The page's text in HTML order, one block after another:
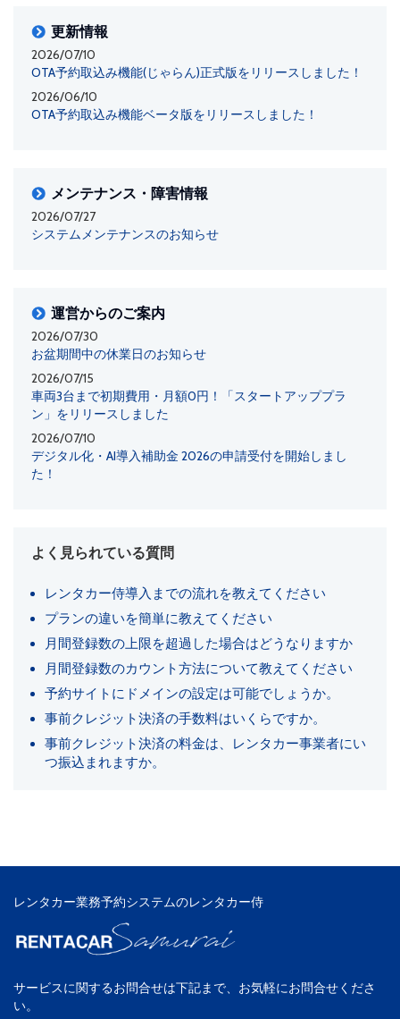
更新情報
2026/07/10
OTA予約取込み機能(じゃらん)正式版をリリースしました！
2026/06/10
OTA予約取込み機能ベータ版をリリースしました！
メンテナンス・障害情報
2026/07/27
システムメンテナンスのお知らせ
運営からのご案内
2026/07/30
お盆期間中の休業日のお知らせ
2026/07/15
車両3台まで初期費用・月額0円！「スタートアッププラ
ン」をリリースしました
2026/07/10
デジタル化・AI導入補助金 2026の申請受付を開始しまし
た！
よく見られている質問
レンタカー侍導入までの流れを教えてください
プランの違いを簡単に教えてください
月間登録数の上限を超過した場合はどうなりますか
月間登録数のカウント方法について教えてください
予約サイトにドメインの設定は可能でしょうか。
事前クレジット決済の手数料はいくらですか。
事前クレジット決済の料金は、レンタカー事業者にい
つ振込まれますか。
レンタカー業務予約システムのレンタカー侍
サービスに関するお問合せは下記まで、お気軽にお問合せくださ
い。